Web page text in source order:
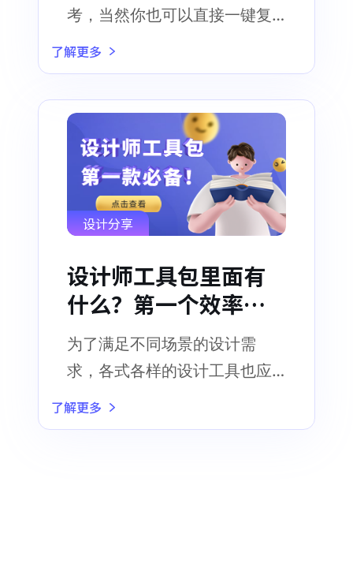
考，当然你也可以直接一键复
制使用
了解更多
设计分享
设计师工具包里面有
什么？第一个效率神
器！
为了满足不同场景的设计需
求，各式各样的设计工具也应
运而生
了解更多